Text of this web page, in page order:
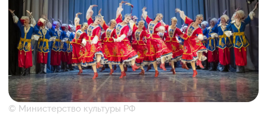
© Министерство культуры РФ